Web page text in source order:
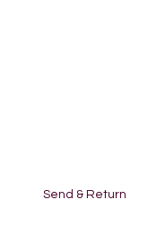
Send & Return